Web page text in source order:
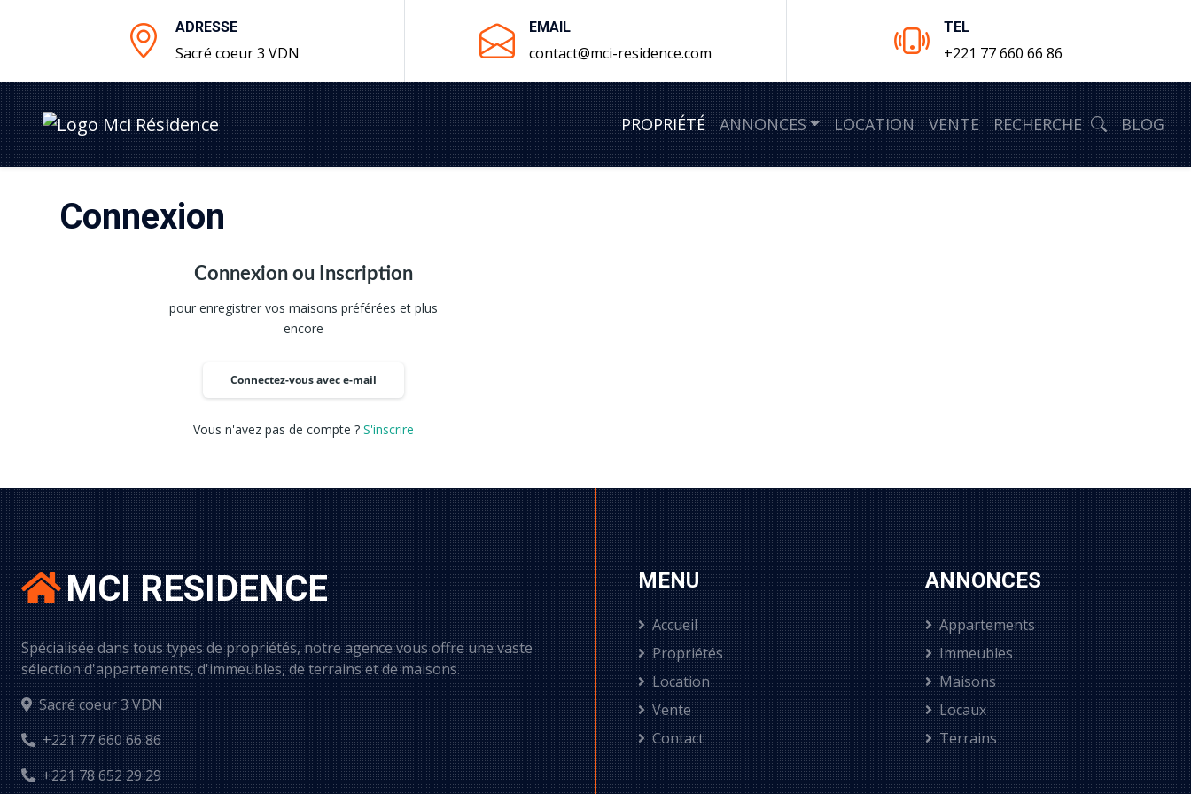
ADRESSE
Sacré coeur 3 VDN
EMAIL
contact@mci-residence.com
TEL
+221 77 660 66 86
PROPRIÉTÉ ANNONCES LOCATION VENTE RECHERCHE BLOG
Connexion
Connexion ou Inscription
pour enregistrer vos maisons préférées et plus
encore
Connectez-vous avec e-mail
Vous n'avez pas de compte ? S'inscrire
MCI RESIDENCE
Spécialisée dans tous types de propriétés, notre agence vous offre une vaste
sélection d'appartements, d'immeubles, de terrains et de maisons.
Sacré coeur 3 VDN
+221 77 660 66 86
+221 78 652 29 29
MENU
Accueil
Propriétés
Location
Vente
Contact
ANNONCES
Appartements
Immeubles
Maisons
Locaux
Terrains